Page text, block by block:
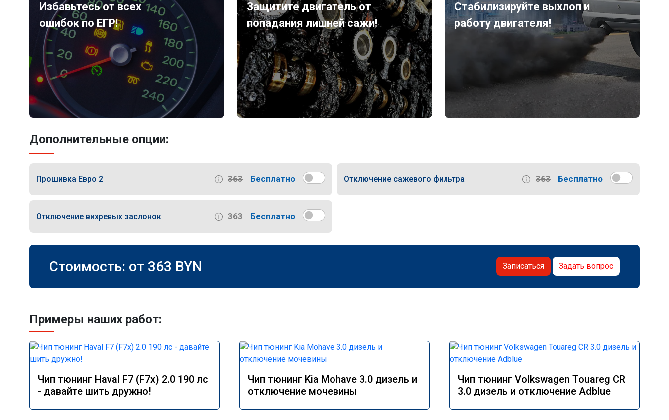
Избавьтесь от всех
ошибок по ЕГР!
Защитите двигатель от
попадания лишней сажи!
Стабилизируйте выхлоп и
работу двигателя!
Дополнительные опции:
Прошивка Евро 2 363 Бесплатно Отключение сажевого фильтра 363 Бесплатно
Отключение вихревых заслонок 363 Бесплатно
Стоимость: от 363 BYN Записаться Задать вопрос
Примеры наших работ:
Чип тюнинг Haval F7 (F7x) 2.0 190 лс
- давайте шить дружно!
Чип тюнинг Kia Mohave 3.0 дизель и
отключение мочевины
Чип тюнинг Volkswagen Touareg CR
3.0 дизель и отключение Adblue